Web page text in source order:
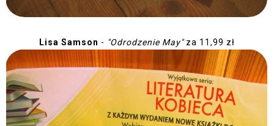
Lisa Samson - "Odrodzenie May"za 11,99 zł